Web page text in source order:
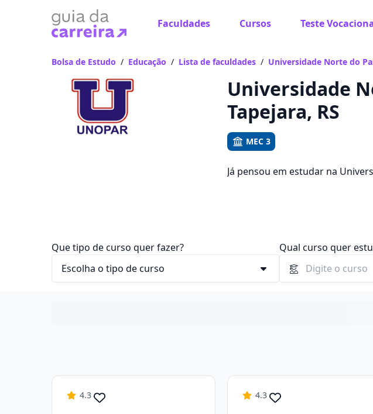
Faculdades Cursos Teste
Vamos te guiar no caminho
Bolsa de Estudo / Educação / Lista de faculdades / Universidade Norte do
Universidade
Tapejara, RS
MEC 3
Já pensou em estudar na
Que tipo de curso quer fazer? Qual curso quer
4.3 4.3